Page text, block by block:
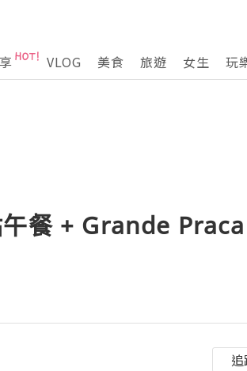
VLOG 美食 旅遊 女生 玩
餐 + Grande Praca